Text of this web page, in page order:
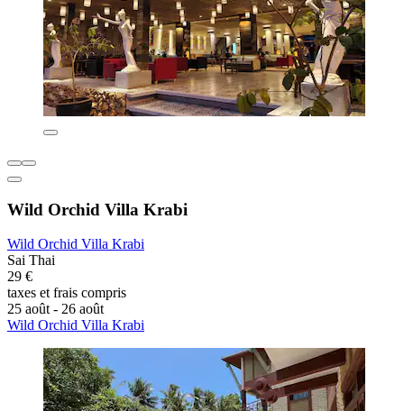
Wild Orchid Villa Krabi
Wild Orchid Villa Krabi
Sai Thai
29 €
taxes et frais compris
25 août - 26 août
Wild Orchid Villa Krabi